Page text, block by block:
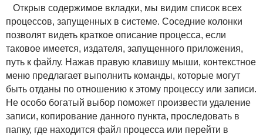
Открыв содержимое вкладки, мы видим список всех
процессов, запущенных в системе. Соседние колонки
позволят видеть краткое описание процесса, если
таковое имеется, издателя, запущенного приложения,
путь к файлу. Нажав правую клавишу мыши, контекстное
меню предлагает выполнить команды, которые могут
быть отданы по отношению к этому процессу или записи.
Не особо богатый выбор поможет произвести удаление
записи, копирование данного пункта, проследовать в
папку, где находится файл процесса или перейти в